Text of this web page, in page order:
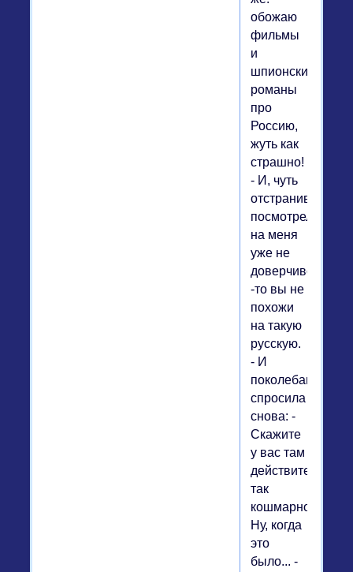
обожаю
фильмы
и
шпионские
романы
про
Россию,
жуть как
страшно!
- И, чуть
отстранившись,
посмотрела
на меня
уже не
-то вы не
похожи
на такую
русскую.
- И
поколебавшись,
спросила
снова: -
Скажите
у вас там
действительно
так
кошмарно?"
Ну, когда
это
было... -